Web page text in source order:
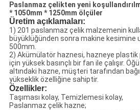
Paslanmaz çelikten yeni
* 1050mm * 1250mm ölçüler
Üretim açıklamaları:
1) 201 paslanmaz çelik malzemenin
büyüklüğünden sonra makine kesimine
500mm.
2) Akümülatör haznesi, hazneye plastik
için yüksek basınçlı bir fan ile çalışır.
altındaki hazne, müşteri tarafından
yükseklik özelliğine sahiptir.
Özellikler:
Taşıması kolay, Temizlemesi kolay,
Paslanmaz çelik hazne;